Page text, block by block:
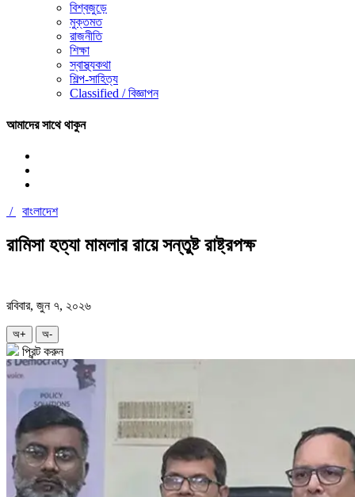
বিশ্বজুড়ে
মুক্তমত
রাজনীতি
শিক্ষা
স্বাস্থ্যকথা
শিল্প-সাহিত্য
Classified / বিজ্ঞাপন
আমাদের সাথে থাকুন
/ বাংলাদেশ
রামিসা হত্যা মামলার রায়ে সন্তুষ্ট রাষ্ট্রপক্ষ
রবিবার, জুন ৭, ২০২৬
অ+ অ-
প্রিন্ট করুন